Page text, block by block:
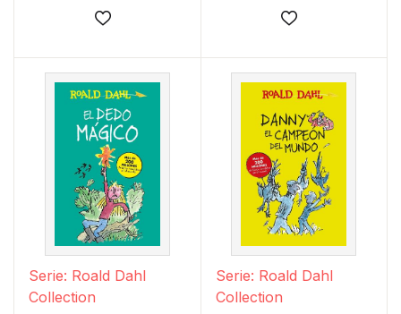
Añadir a la lista de deseosAñadir a la
Serie: Roald Dahl
Collection
Serie: Roald Dahl
Collection